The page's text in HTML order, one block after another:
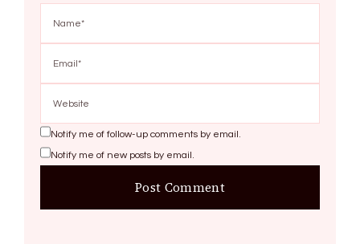
Notify me of follow-up comments by email.
Notify me of new posts by email.